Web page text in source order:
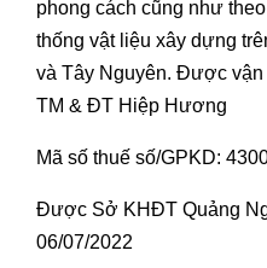
phong cách cũng như
thống vật liệu xây dựng
và Tây Nguyên. Được
TM & ĐT Hiệp Hương
Mã số thuế số/GPKD:
Được Sở KHĐT Quảng
06/07/2022